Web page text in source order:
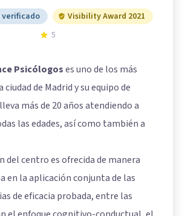
verificado
Visibility Award 2021
5
Psicólogoses uno de los más
de Madrid y su equipo de
más de 20 años atendiendo a
las edades, así como también a
del centro es ofrecida de manera
en la aplicación conjunta de las
de eficacia probada, entre las